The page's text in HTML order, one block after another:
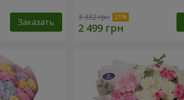
Заказать 3 332 грн